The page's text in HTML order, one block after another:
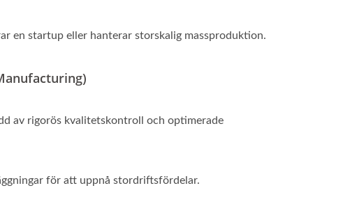
en startup eller hanterar storskalig massproduktion.
av rigorös kvalitetskontroll och optimerade
för att uppnå stordriftsfördelar.